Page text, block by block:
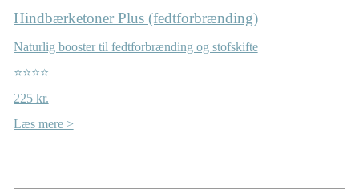
Hindbærketoner Plus (fedtforbrænding)
Naturlig booster til fedtforbrænding og stofskifte
⭐⭐⭐⭐
225 kr.
Læs mere >